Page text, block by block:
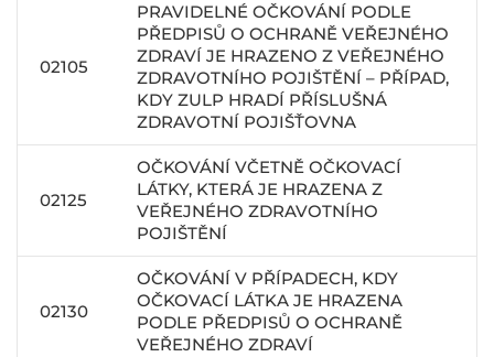
02105
PRAVIDELNÉ OČKOVÁNÍ PODLE
PŘEDPISŮ O OCHRANĚ VEŘEJNÉHO
ZDRAVÍ JE HRAZENO Z VEŘEJNÉHO
ZDRAVOTNÍHO POJIŠTĚNÍ – PŘÍPAD,
KDY ZULP HRADÍ PŘÍSLUŠNÁ
ZDRAVOTNÍ POJIŠŤOVNA
02125
OČKOVÁNÍ VČETNĚ OČKOVACÍ
LÁTKY, KTERÁ JE HRAZENA Z
VEŘEJNÉHO ZDRAVOTNÍHO
POJIŠTĚNÍ
02130
OČKOVÁNÍ V PŘÍPADECH, KDY
OČKOVACÍ LÁTKA JE HRAZENA
PODLE PŘEDPISŮ O OCHRANĚ
VEŘEJNÉHO ZDRAVÍ